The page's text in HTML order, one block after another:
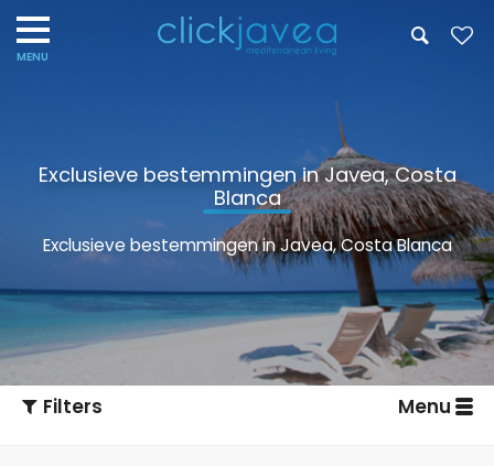
Exclusieve bestemmingen in Javea, Costa
Blanca
Exclusieve bestemmingen in Javea, Costa Blanca
Filters Menu